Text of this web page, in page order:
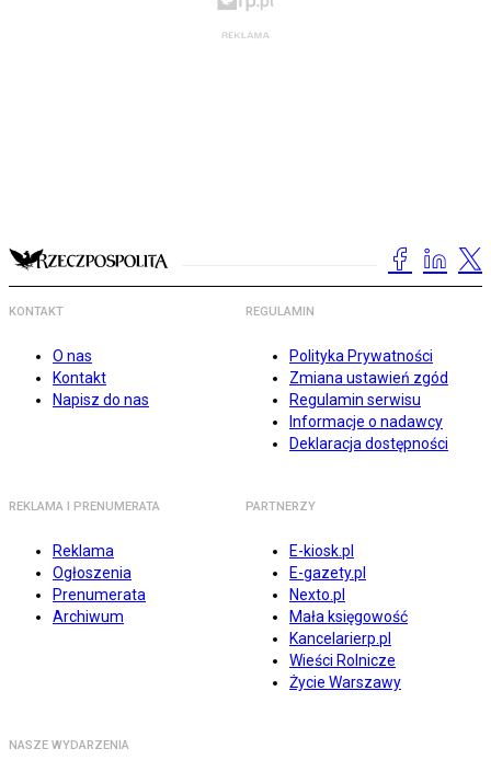
KONTAKT
O nas
Kontakt
Napisz do nas
REGULAMIN
Polityka Prywatności
Zmiana ustawień zgód
Regulamin serwisu
Informacje o nadawcy
Deklaracja dostępności
REKLAMA I PRENUMERATA
Reklama
Ogłoszenia
Prenumerata
Archiwum
PARTNERZY
E-kiosk.pl
E-gazety.pl
Nexto.pl
Mała księgowość
Kancelarierp.pl
Wieści Rolnicze
Życie Warszawy
NASZE WYDARZENIA